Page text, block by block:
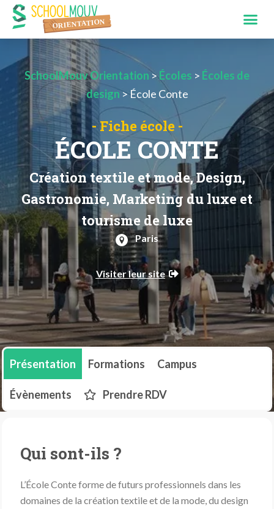
SchoolMouv Orientation>Écoles > Écoles de
design > École Conte
- Fiche école -
ÉCOLE CONTE
Création textile et mode, Design,
Gastronomie, Marketing du luxe et
tourisme de luxe
Paris
Visiter leur site
Présentation Formations Campus
Évènements Prendre RDV
Qui sont-ils ?
L’École Conte forme de futurs professionnels dans les
domaines de la création textile et de la mode, du design